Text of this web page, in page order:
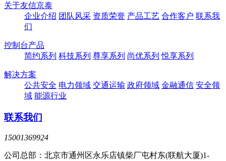
关于友信京泰
企业介绍 团队风采 资质荣誉 产品工艺 合作客户 联系我
们
控制台产品
简约系列 科技系列 尊享系列 尚优系列 悦享系列
解决方案
公共安全 电力领域 交通运输 政府领域 金融通信 安全领
域 能源行业
联系我们
15001369924
公司总部：北京市通州区永乐店镇柴厂屯村东(联航大厦)1-